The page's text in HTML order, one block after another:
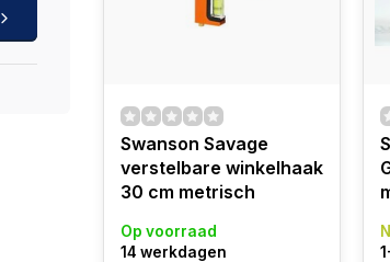
Swanson Savage
verstelbare winkelhaak
30 cm metrisch
Op voorraad
14 werkdagen